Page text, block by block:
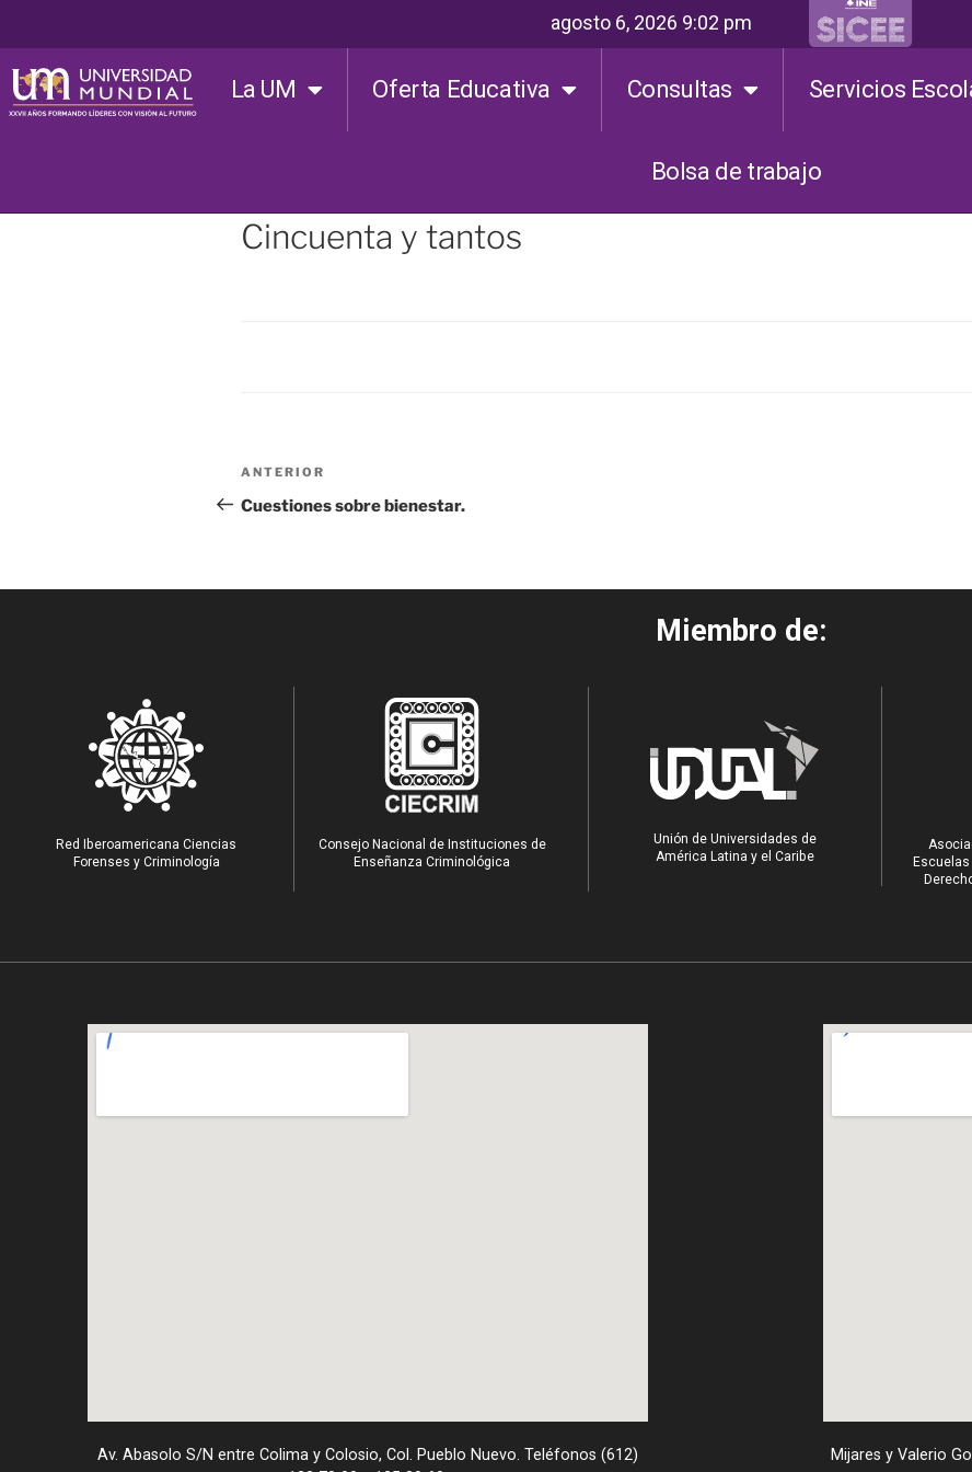
agosto 6, 2026 9:02 pm
La UM Oferta Educativa Consultas Servicios
Bolsa de trabajo
Cincuenta y tantos
ANTERIOR
Cuestiones sobre bienestar.
Miembro de:
Red Iberoamericana Ciencias
Forenses y Criminología
Consejo Nacional de Instituciones de
Enseñanza Criminológica
Unión de Universidades de
América Latina y el Caribe
Escuelas
Av. Abasolo S/N entre Colima y Colosio, Col. Pueblo Nuevo. Teléfonos (612)
Mijares y Valerio